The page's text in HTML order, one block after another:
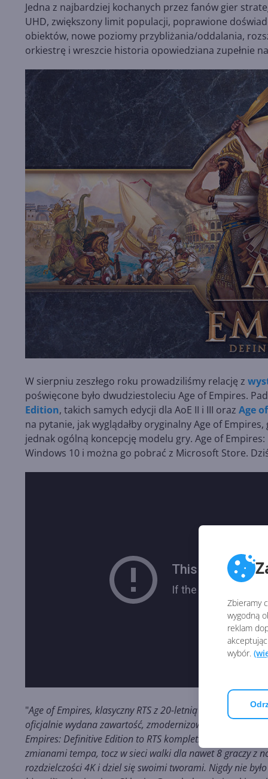
Zbieramy
wygodną
reklam
wybór.
Jedna z najbardziej kochanych przez fanów gier
UHD, zwiększony limit populacji, poprawione
obiektów, nowe poziomy przybliżania/oddalania,
orkiestrę i wreszcie historia opowiedziana zupełnie
W sierpniu zeszłego roku prowadziliśmy relację z
poświęcone było dwudziestoleciu Age of Empires.
Edition, takich samych edycji dla AoE II i III oraz Age
na pytanie, jak wyglądałby oryginalny Age of
jednak ogólną koncepcję modelu gry. Age of
Windows 10 i można go pobrać z Microsoft Store.
"Age of Empires, klasyczny RTS z 20-letnią spuścizną,
oficjalnie wydana zawartość, zmodernizowana
Empires: Definitive Edition to RTS kompletny. Ciesz się
zmianami tempa, tocz w sieci walki dla nawet 8 graczy z
rozdzielczości 4K i dziel się swoimi tworami. Nigdy nie